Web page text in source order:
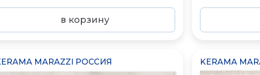
в корзину
MARAZZI РОССИЯ KERAMA